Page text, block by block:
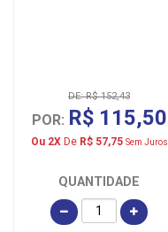
DE: R$ 152,43
POR: R$ 115,50
Ou 2XDe R$ 57,75 Sem Juros
QUANTIDADE